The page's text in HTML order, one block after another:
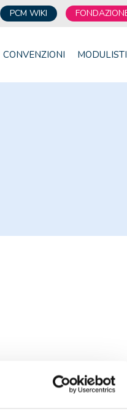
PCM WIKI
CONVENZIONI